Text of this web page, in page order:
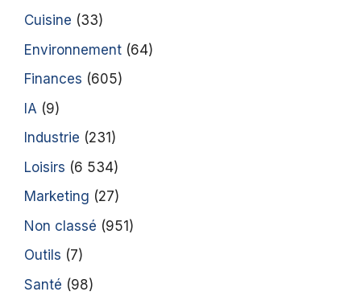
Cuisine (33)
Environnement (64)
Finances (605)
IA (9)
Industrie (231)
Loisirs (6 534)
Marketing (27)
Non classé (951)
Outils (7)
Santé (98)